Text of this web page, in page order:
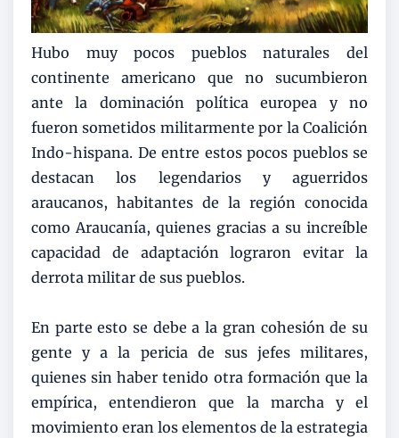
Hubo muy pocos pueblos naturales del
continente americano que no sucumbieron
ante la dominación política europea y no
fueron sometidos militarmente por la Coalición
Indo-hispana. De entre estos pocos pueblos se
destacan los legendarios y aguerridos
araucanos, habitantes de la región conocida
como Araucanía, quienes gracias a su increíble
capacidad de adaptación lograron evitar la
derrota militar de sus pueblos.
En parte esto se debe a la gran cohesión de su
gente y a la pericia de sus jefes militares,
quienes sin haber tenido otra formación que la
empírica, entendieron que la marcha y el
movimiento eran los elementos de la estrategia